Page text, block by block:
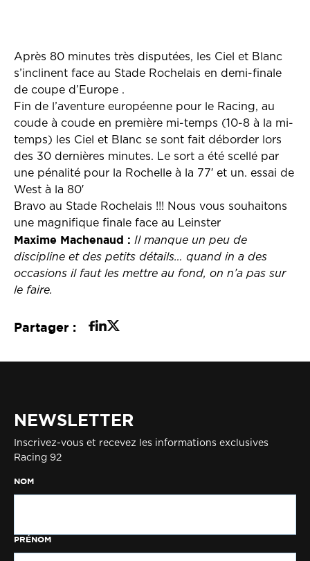
Après 80 minutes très disputées, les Ciel et Blanc
s’inclinent face au Stade Rochelais en demi-finale
de coupe d’Europe .
Fin de l’aventure européenne pour le Racing, au
coude à coude en première mi-temps (10-8 à la mi-
temps) les Ciel et Blanc se sont fait déborder lors
des 30 dernières minutes. Le sort a été scellé par
une pénalité pour la Rochelle à la 77′ et un. essai de
West à la 80′
Bravo au Stade Rochelais !!! Nous vous souhaitons
une magnifique finale face au Leinster
Maxime Machenaud : Il manque un peu de
discipline et des petits détails… quand in a des
occasions il faut les mettre au fond, on n’a pas sur
le faire.
Partager :
NEWSLETTER
Inscrivez-vous et recevez les informations exclusives
Racing 92
NOM
PRÉNOM